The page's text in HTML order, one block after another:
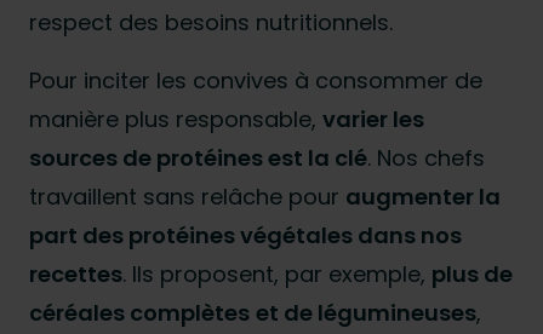
respect des besoins nutritionnels.
Pour inciter les convives à consommer de
manière plus responsable, varier les
sources de protéines est la clé. Nos chefs
travaillent sans relâche pour augmenter la
part des protéines végétales dans nos
recettes. Ils proposent, par exemple, plus de
céréales complètes et de légumineuses,